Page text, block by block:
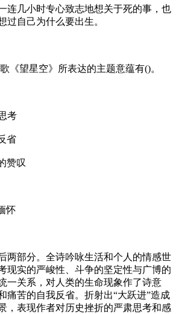
连几小时专心致志地想关于死的事，也
过自己为什么要出生。
《望星空》所表达的主题意蕴有()。
考
省
赞叹
怀
两部分。全诗吟咏生活和个人的情感世
现实的严峻性、斗争的坚定性与广博的
一关系，对人类的生命现象作了诗意
痛苦的自我反省。折射出“大跃进”造成
，表现作者对历史挫折的严肃思考和感